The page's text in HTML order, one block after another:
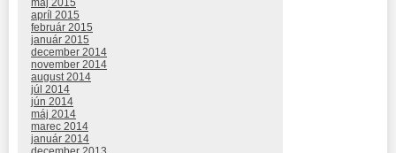
apríl 2015
február 2015
január 2015
december 2014
november 2014
august 2014
júl 2014
jún 2014
máj 2014
marec 2014
január 2014